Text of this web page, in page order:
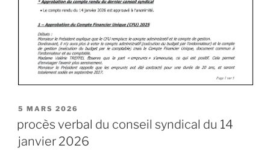
5 MARS 2026
procès verbal du conseil syndical du 14
janvier 2026